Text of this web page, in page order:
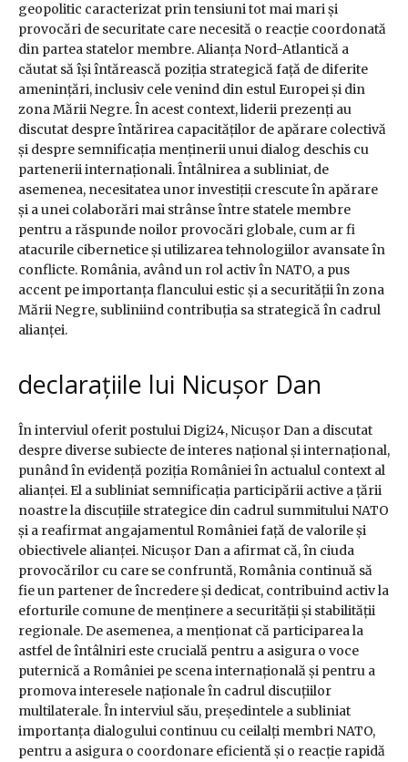
geopolitic caracterizat prin tensiuni tot mai mari și
provocări de securitate care necesită o reacție coordonată
din partea statelor membre. Alianța Nord-Atlantică a
căutat să își întărească poziția strategică față de diferite
amenințări, inclusiv cele venind din estul Europei și din
zona Mării Negre. În acest context, liderii prezenți au
discutat despre întărirea capacităților de apărare colectivă
și despre semnificația menținerii unui dialog deschis cu
partenerii internaționali. Întâlnirea a subliniat, de
asemenea, necesitatea unor investiții crescute în apărare
și a unei colaborări mai strânse între statele membre
pentru a răspunde noilor provocări globale, cum ar fi
atacurile cibernetice și utilizarea tehnologiilor avansate în
conflicte. România, având un rol activ în NATO, a pus
accent pe importanța flancului estic și a securității în zona
Mării Negre, subliniind contribuția sa strategică în cadrul
alianței.
declarațiile lui Nicușor Dan
În interviul oferit postului Digi24, Nicușor Dan a discutat
despre diverse subiecte de interes național și internațional,
punând în evidență poziția României în actualul context al
alianței. El a subliniat semnificația participării active a țării
noastre la discuțiile strategice din cadrul summitului NATO
și a reafirmat angajamentul României față de valorile și
obiectivele alianței. Nicușor Dan a afirmat că, în ciuda
provocărilor cu care se confruntă, România continuă să
fie un partener de încredere și dedicat, contribuind activ la
eforturile comune de menținere a securității și stabilității
regionale. De asemenea, a menționat că participarea la
astfel de întâlniri este crucială pentru a asigura o voce
puternică a României pe scena internațională și pentru a
promova interesele naționale în cadrul discuțiilor
multilaterale. În interviul său, președintele a subliniat
importanța dialogului continuu cu ceilalți membri NATO,
pentru a asigura o coordonare eficientă și o reacție rapidă